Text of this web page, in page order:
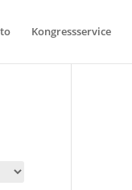
Kongressservice